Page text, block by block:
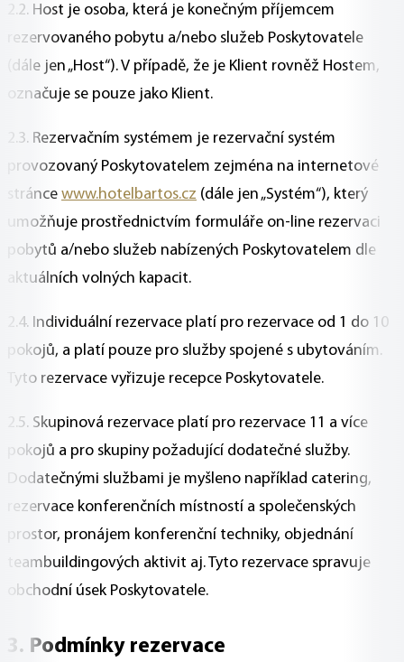
2.2. Host je osoba, která je konečným příjemcem
rezervovaného pobytu a/nebo služeb Poskytovatele
(dále jen „Host“). V případě, že je Klient rovněž Hostem,
označuje se pouze jako Klient.
2.3. Rezervačním systémem je rezervační systém
provozovaný Poskytovatelem zejména na internetové
stránce www.hotelbartos.cz (dále jen „Systém“), který
umožňuje prostřednictvím formuláře on-line rezervaci
pobytů a/nebo služeb nabízených Poskytovatelem dle
aktuálních volných kapacit.
2.4. Individuální rezervace platí pro rezervace od 1 do 10
pokojů, a platí pouze pro služby spojené s ubytováním.
Tyto rezervace vyřizuje recepce Poskytovatele.
2.5. Skupinová rezervace platí pro rezervace 11 a více
pokojů a pro skupiny požadující dodatečné služby.
Dodatečnými službami je myšleno například catering,
rezervace konferenčních místností a společenských
prostor, pronájem konferenční techniky, objednání
teambuildingových aktivit aj. Tyto rezervace spravuje
obchodní úsek Poskytovatele.
3. Podmínky rezervace